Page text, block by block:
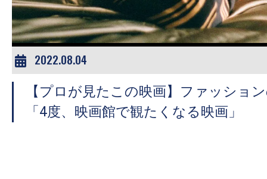
2022.08.04
【プロが見たこの映画】ファッショ
「4度、映画館で観たくなる映画」